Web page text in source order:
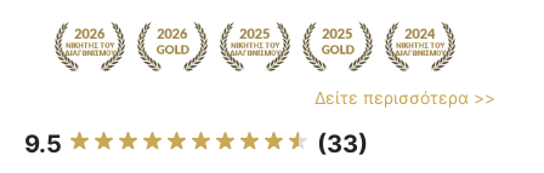
Δείτε περισσότερα >>
9.5 (33)